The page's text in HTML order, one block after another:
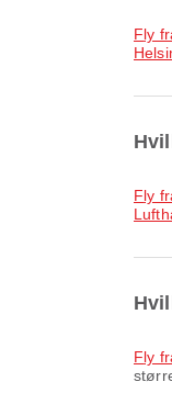
fly
fly
fly